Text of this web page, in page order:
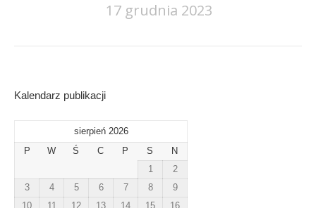
17 grudnia 2023
Kalendarz publikacji
sierpień 2026
P
W Ś C P S
N
1
2
3
4 5 6 7 8
9
10
11 12 13 14 15 16